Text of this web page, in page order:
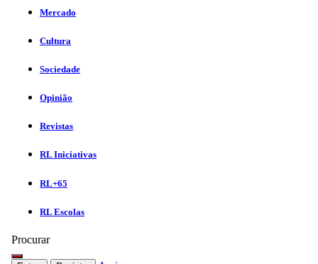
Mercado
Cultura
Sociedade
Opinião
Revistas
RL Iniciativas
RL+65
RL Escolas
Procurar